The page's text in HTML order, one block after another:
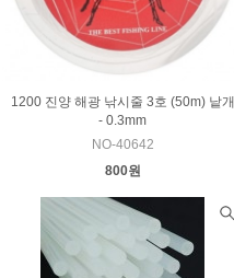
1200 진양 해광 낚시줄 3호 (50m) 낱개
- 0.3mm
NO-40642
800원